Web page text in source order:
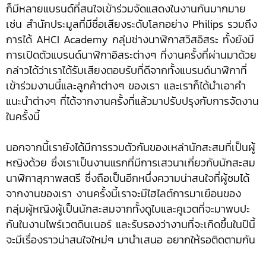
ก็มีหลายแบรนด์ที่สนใจเข้าร่วมจัดแสดงในงานกันมากมาย
เช่น สำนักประมูลที่มีชื่อเสียงระดับโลกอย่าง Philips รวมถึง
การได้ AHCI Academy กลุ่มช่างนาฬิกาสวิสอิสระ ทั้งยังมี
การเปิดตัวแบรนด์นาฬิกาอิสระต่างๆ ที่งานครั้งที่ผ่านมาด้วย
กล่าวได้ว่าเราได้รับเสียงตอบรับที่ดีจากทั้งแบรนด์นาฬิกาที่
เข้าร่วมงานนี้และลูกค้าต่างๆ ของเรา และเราก็ได้นำเอาคำ
แนะนำต่างๆ ที่ได้จากงานครั้งที่แล้วมาปรับปรุงกับการจัดงาน
ในครั้งนี้
นอกจากนี้เรายังได้มีการรวมตัวกันของเหล่านักสะสมที่เป็นผู้
หญิงด้วย ซึ่งเราเป็นงานแรกที่มีการเสวนาเกี่ยวกับนักสะสม
นาฬิกาสุภาพสตรี ซึ่งถือเป็นอีกหนึ่งความน่าสนใจที่ผู้ชมได้
จากงานของเรา งานครั้งนี้เราจะมีไฮไลต์การมาเยือนของ
กลุ่มผู้หญิงผู้เป็นนักสะสมจากทั้งดูไบและคูเวตที่จะมาพบปะ
กันในงานไพร์เวตดินเนอร์ และรับรองว่างานที่จะเกิดขึ้นในปีนี้
จะมีเรื่องราวน่าสนใจใหม่ๆ มานำเสนอ อยากให้รอติดตามกัน